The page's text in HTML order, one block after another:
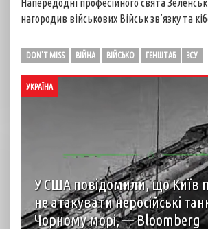
нагородив військових Військ зв’язку та
DON'T MISS ВІЙНА ВІЙСЬКО ГЕНШТАБ ЗСУ
УКРАЇНА
У США повідомили, що Київ
не атакувати неросійські
Чорному морі, — Bloomberg